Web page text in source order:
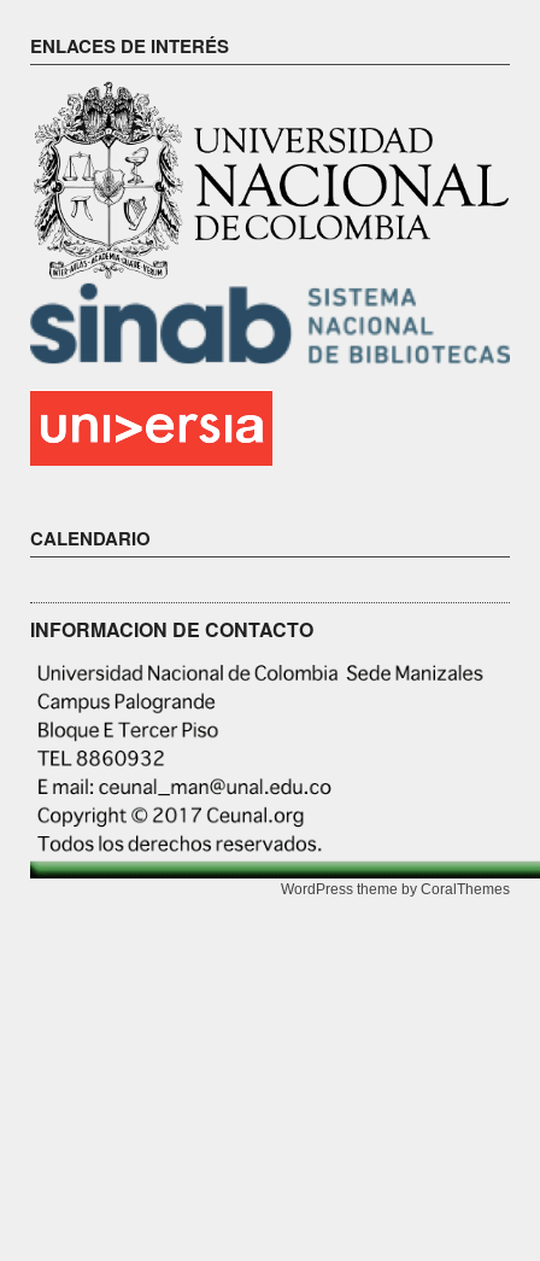
ENLACES DE INTERÉS
CALENDARIO
INFORMACION DE CONTACTO
WordPress theme by CoralThemes